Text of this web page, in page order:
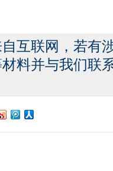
互联网，若有
料并与我们联